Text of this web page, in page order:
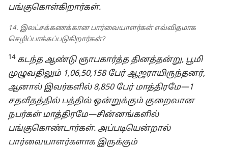
பங்குகொள்கிறார்கள்.
14. இலட்சக்கணக்கான பார்வையாளர்கள் எவ்விதமாக
செழிப்பாக்கப்படுகிறார்கள்?
14 கடந்த ஆண்டு ஞாபகார்த்த தினத்தன்று, பூமி
முழுவதிலும் 1,06,50,158 பேர் ஆஜராயிருந்தனர்,
ஆனால் இவர்களில் 8,850 பேர் மாத்திரமே—1
சதவீதத்தில் பத்தில் ஒன்றுக்கும் குறைவான
நபர்கள் மாத்திரமே—சின்னங்களில்
பங்குகொண்டார்கள். அப்படியென்றால்
பார்வையாளர்களாக இருக்கும்